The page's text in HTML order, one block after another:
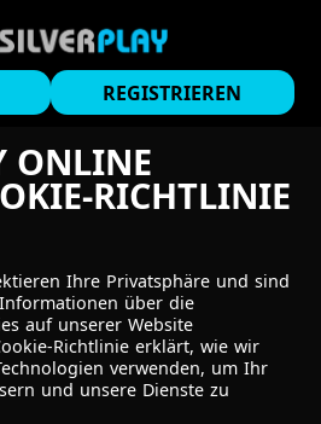
REGISTRIEREN
ONLINE
RICHTLINIE
Ihre Privatsphäre und sind
über die
auf unserer Website
Richtlinie erklärt, wie wir
verwenden, um Ihr
und unsere Dienste zu